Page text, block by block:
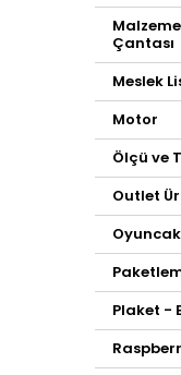
Çantası
Meslek
Motor
Ölçü ve
Outlet
Oyuncak
Plaket -